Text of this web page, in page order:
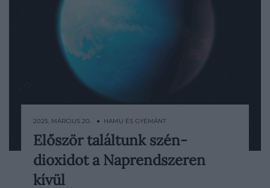
A James Webb teleszkóp az űrkutatás
történelmében most először készített
egyértelműen beazonosítható
2025. MÁRCIUS 20. ● HAMU ÉS GYÉMÁNT
Először találtunk szén-
dioxidot a Naprendszeren
kívül